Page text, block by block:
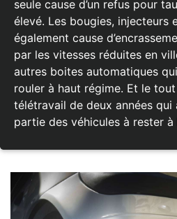
seule cause d’un refus pour
élevé. Les bougies, injecteurs
également cause
par les vitesses réduites en
autres boites automatiques
rouler à haut régime. Et le
télétravail de deux années
partie des véhicules à rester à